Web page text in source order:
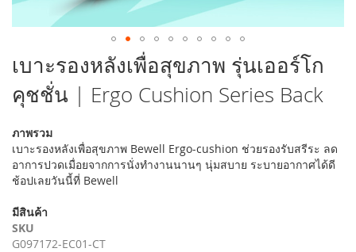
ข้าม
ไป
ที่
ส่วน
ต้น
ของ
แกล
เลอ
รูปภาพ
เบาะรองหลังเพื่อสุขภาพ รุ่นเออร์โก
คุชชั่น | Ergo Cushion Series Back
ภาพรวม
เบาะรองหลังเพื่อสุขภาพ Bewell Ergo-cushion ช่วยรองรับสรีระ ลด
อาการปวดเมื่อยจากการนั่งทำงานนานๆ นุ่มสบาย ระบายอากาศได้ดี
ช้อปเลยวันนี้ที่ Bewell
มีสินค้า
SKU
G097172-EC01-CT